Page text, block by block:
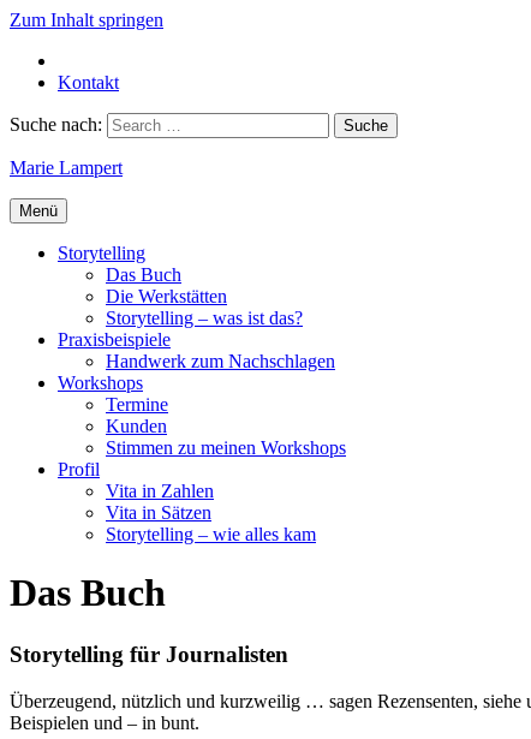
Zum Inhalt springen
Kontakt
Suche nach:
Marie Lampert
Menü
Storytelling
Das Buch
Die Werkstätten
Storytelling – was ist das?
Praxisbeispiele
Handwerk zum Nachschlagen
Workshops
Termine
Kunden
Stimmen zu meinen Workshops
Profil
Vita in Zahlen
Vita in Sätzen
Storytelling – wie alles kam
Das Buch
Storytelling für Journalisten
Überzeugend, nützlich und kurzweilig … sagen Rezensenten,
Beispielen und – in bunt.